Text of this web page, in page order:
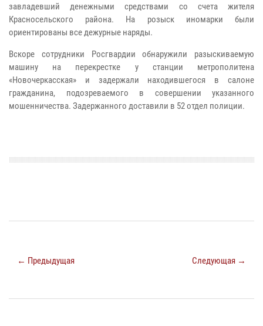
завладевший денежными средствами со счета жителя
Красносельского района. На розыск иномарки были
ориентированы все дежурные наряды.
Вскоре сотрудники Росгвардии обнаружили разыскиваемую
машину на перекрестке у станции метрополитена
«Новочеркасская» и задержали находившегося в салоне
гражданина, подозреваемого в совершении указанного
мошенничества. Задержанного доставили в 52 отдел полиции.
← Предыдущая Следующая →